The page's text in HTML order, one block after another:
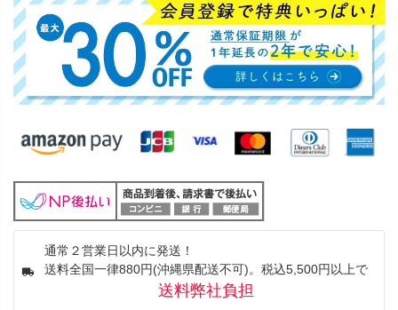
通常２営業日以内に発送！
送料全国一律880円(沖縄県配送不可)。税込5,500円以上で
送料弊社負担